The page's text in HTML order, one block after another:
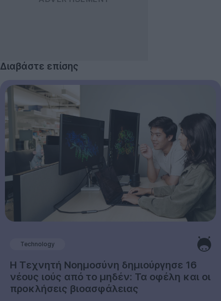
Διαβάστε επίσης
Technology
Η Τεχνητή Νοημοσύνη δημιούργησε 16
νέους ιούς από το μηδέν: Τα οφέλη και οι
προκλήσεις βιοασφάλειας